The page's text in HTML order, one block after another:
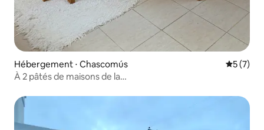
Hébergement ⋅ Chascomús
5 (7)
À 2 pâtés de maisons de la